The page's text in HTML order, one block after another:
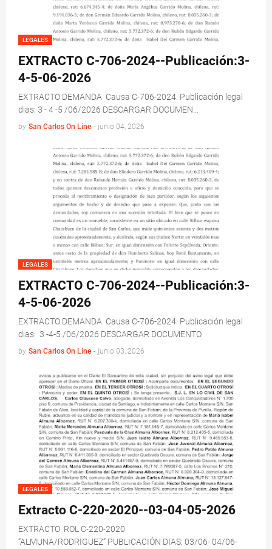
LEGALES
EXTRACTO C-706-2024--Publicación:3-
4-5-06-2026
EXTRACTO DEMANDA Causa C-706-2024. Publicación legal
dias: 3 - 4 -5 /06/2026 DESCARGAR DOCUMEN…
by San Carlos On Line - junio 04, 2026
LEGALES
EXTRACTO C-706-2024--Publicación:3-
4-5-06-2026
EXTRACTO DEMANDA Causa C-706-2024. Publicación legal
dias: 3 -4-5 /06/2026 DESCARGAR DOCUMENTO
by San Carlos On Line - junio 03, 2026
LEGALES
Extracto C-220-2020--03-04-05-2026
EXTRACTO ROL C-220-2020
“ALMUNA/RODRIGUEZ” PUBLICACIÓN DIAS: 03/06- 04/06-